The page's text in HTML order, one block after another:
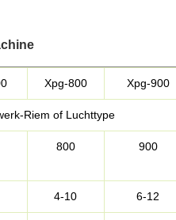
Xpg-800 Xpg-900
Riem of Luchttype
800 900
4-10 6-12